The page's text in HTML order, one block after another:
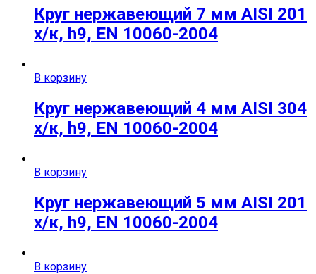
Круг нержавеющий 7 мм AISI 201
х/к, h9, EN 10060-2004
В корзину
Круг нержавеющий 4 мм AISI 304
х/к, h9, EN 10060-2004
В корзину
Круг нержавеющий 5 мм AISI 201
х/к, h9, EN 10060-2004
В корзину